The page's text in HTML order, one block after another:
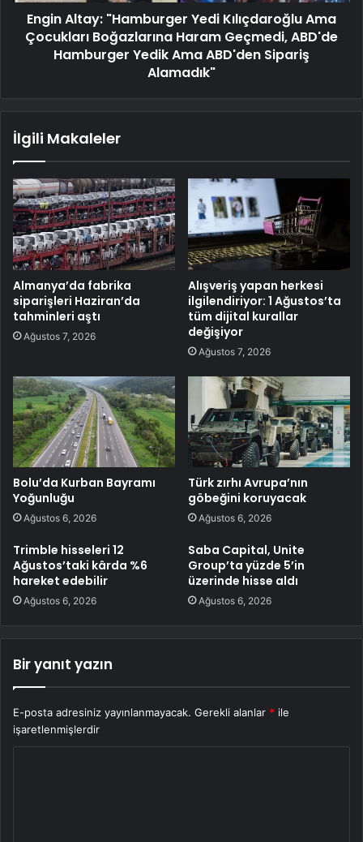
Engin Altay: "Hamburger Yedi Kılıçdaroğlu Ama
Çocukları Boğazlarına Haram Geçmedi, ABD'de
Hamburger Yedik Ama ABD'den Sipariş
Alamadık"
İlgili Makaleler
Almanya’da fabrika
siparişleri Haziran’da
tahminleri aştı
Ağustos 7, 2026
Alışveriş yapan herkesi
ilgilendiriyor: 1 Ağustos’ta
tüm dijital kurallar
değişiyor
Ağustos 7, 2026
Bolu’da Kurban Bayramı
Yoğunluğu
Ağustos 6, 2026
Türk zırhı Avrupa’nın
göbeğini koruyacak
Ağustos 6, 2026
Trimble hisseleri 12
Ağustos’taki kârda %6
hareket edebilir
Ağustos 6, 2026
Saba Capital, Unite
Group’ta yüzde 5’in
üzerinde hisse aldı
Ağustos 6, 2026
Bir yanıt yazın
E-posta adresiniz yayınlanmayacak. Gerekli alanlar * ile
işaretlenmişlerdir